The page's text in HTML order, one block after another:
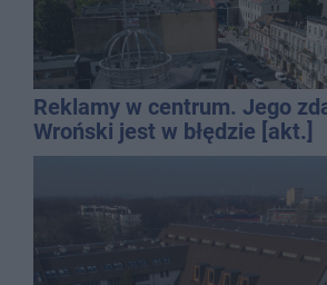
Reklamy w centrum. Jego
Wroński jest w błędzie [akt.]